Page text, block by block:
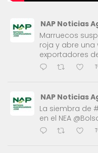
NAP Noticias
Marruecos
roja y abre
exportadores
NAP Noticias
La siembra de
en el NEA